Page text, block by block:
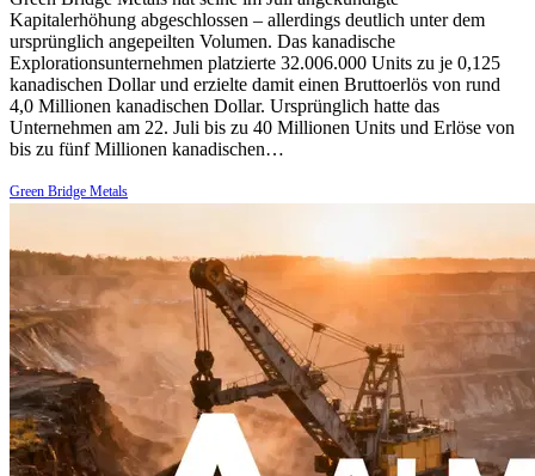
Kapitalerhöhung abgeschlossen – allerdings deutlich unter dem
ursprünglich angepeilten Volumen. Das kanadische
Explorationsunternehmen platzierte 32.006.000 Units zu je 0,125
kanadischen Dollar und erzielte damit einen Bruttoerlös von rund
4,0 Millionen kanadischen Dollar. Ursprünglich hatte das
Unternehmen am 22. Juli bis zu 40 Millionen Units und Erlöse von
bis zu fünf Millionen kanadischen…
Green Bridge Metals